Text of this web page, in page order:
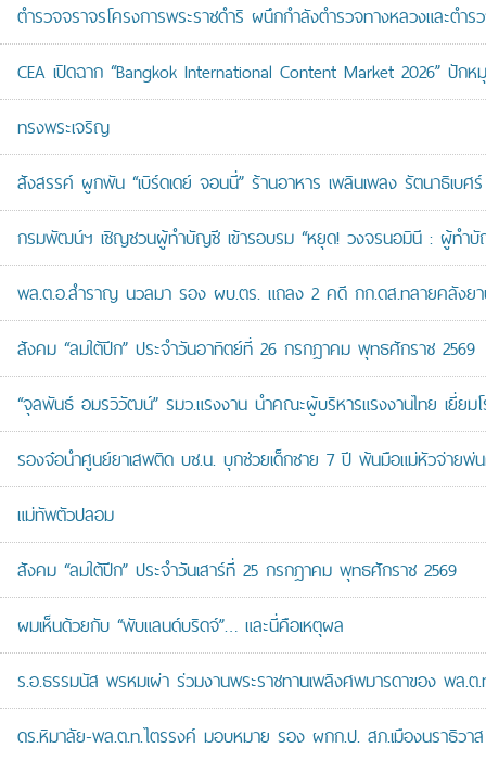
ตำรวจจราจรโครงการพระราชดำริ ผนึกกำลังตำรวจทางหลวงและตำ
CEA เปิดฉาก “Bangkok International Content Market 2026” ปั
ทรงพระเจริญ
สังสรรค์ ผูกพัน “เบิร์ดเดย์ จอนนี่” ร้านอาหาร เพลินเพลง รัตนาธิเบศ
กรมพัฒน์ฯ เชิญชวนผู้ทำบัญชี เข้ารอบรม “หยุด! วงจรนอมินี : ผู้ทำ
พล.ต.อ.สำราญ นวลมา รอง ผบ.ตร. แถลง 2 คดี กก.ดส.ทลายคลังย
สังคม “ลมใต้ปีก” ประจำวันอาทิตย์ที่ 26 กรกฎาคม พุทธศักราช 2569
“จุลพันธ์ อมรวิวัฒน์” รมว.แรงงาน นำคณะผู้บริหารแรงงานไทย เยี่ยม
รองจ๋อนำศูนย์ยาเสพติด บช.น. บุกช่วยเด็กชาย 7 ปี พ้นมือแม่หัวจ่ายพ่น
แม่ทัพตัวปลอม
สังคม “ลมใต้ปีก” ประจำวันเสาร์ที่ 25 กรกฎาคม พุทธศักราช 2569
ผมเห็นด้วยกับ “พับแลนด์บริดจ์”… และนี่คือเหตุผล
ร.อ.ธรรมนัส พรหมเผ่า ร่วมงานพระราชทานเพลิงศพมารดาของ พล.
ดร.หิมาลัย-พล.ต.ท.ไตรรงค์ มอบหมาย รอง ผกก.ป. สภ.เมืองนราธิว